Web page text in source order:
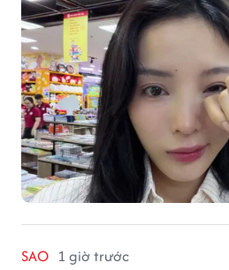
SAO 1 giờ trước